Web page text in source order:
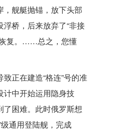
，舰艇抛锚，放下头部
桥，后来放弃了“非接
复。……总之，您懂
正在建造“格连”号的准
计中开始运用隐身技
了困难。此时俄罗斯想
通用登陆舰，完成